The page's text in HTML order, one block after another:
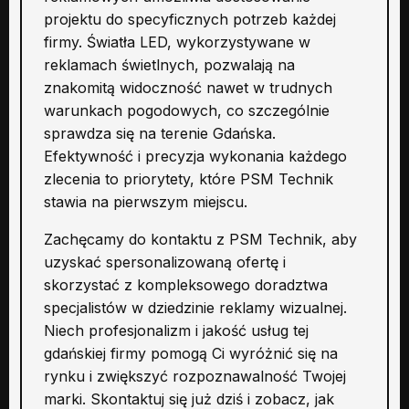
projektu do specyficznych potrzeb każdej
firmy. Światła LED, wykorzystywane w
reklamach świetlnych, pozwalają na
znakomitą widoczność nawet w trudnych
warunkach pogodowych, co szczególnie
sprawdza się na terenie Gdańska.
Efektywność i precyzja wykonania każdego
zlecenia to priorytety, które PSM Technik
stawia na pierwszym miejscu.
Zachęcamy do kontaktu z PSM Technik, aby
uzyskać spersonalizowaną ofertę i
skorzystać z kompleksowego doradztwa
specjalistów w dziedzinie reklamy wizualnej.
Niech profesjonalizm i jakość usług tej
gdańskiej firmy pomogą Ci wyróżnić się na
rynku i zwiększyć rozpoznawalność Twojej
marki. Skontaktuj się już dziś i zobacz, jak